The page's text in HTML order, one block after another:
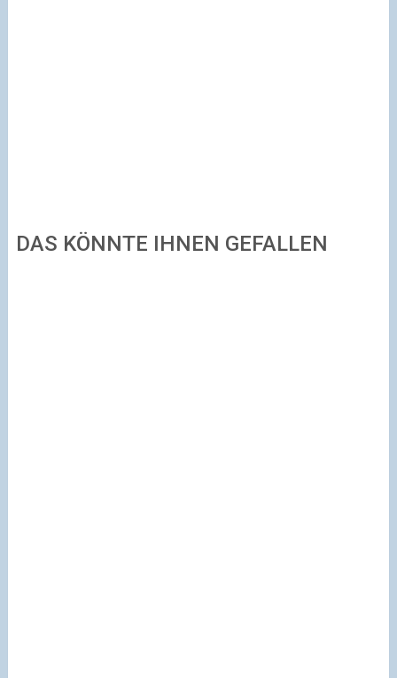
DAS KÖNNTE IHNEN GEFALLEN